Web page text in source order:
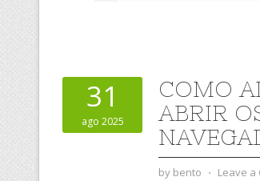
31
ago 2025
COMO
ABRIR
by bento ⋅ Leave a